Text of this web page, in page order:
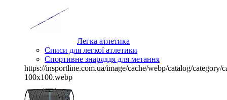
Легка атлетика
Списи для легкої атлетики
Спортивне знаряддя для метання
https://insportline.com.ua/image/cache/webp/catalog/category/
100x100.webp